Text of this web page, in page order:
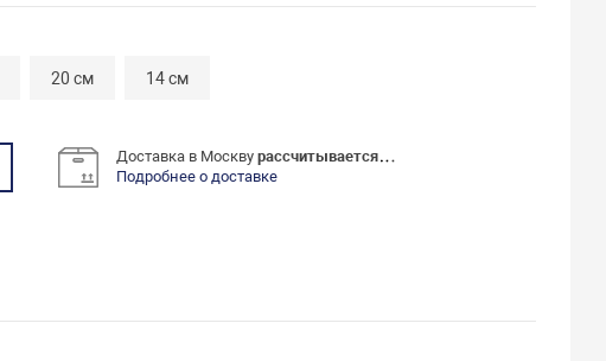
20 см 14 см
Доставка в Москвурассчитывается
Подробнее о доставке